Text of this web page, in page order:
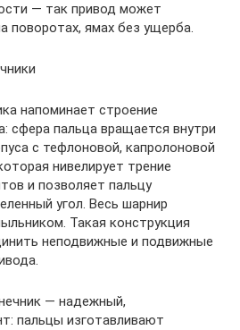
— так привод может
поворотах, ямах без ущерба.
напоминает строение
сфера пальца вращается внутри
с тефлоновой, капролоновой
нивелирует трение
и позволяет пальцу
угол. Весь шарнир
Такая конструкция
неподвижные и подвижные
— надежный,
пальцы изготавливают